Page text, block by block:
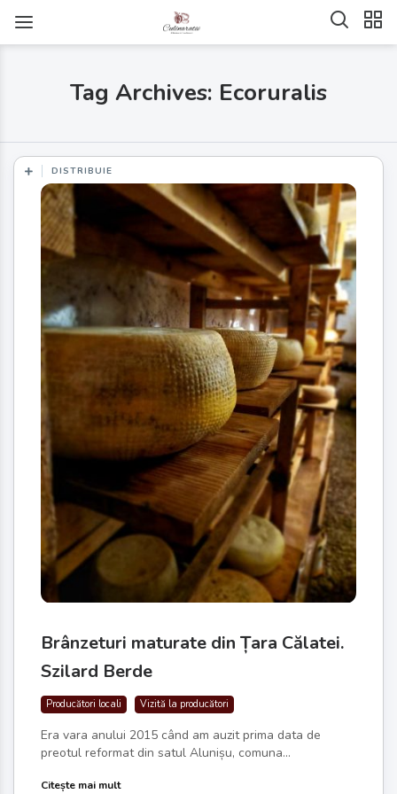
Tag Archives: Ecoruralis
DISTRIBUIE
Brânzeturi maturate din Țara Călatei.
Szilard Berde
Producători locali Vizită la producători
Era vara anului 2015 când am auzit prima data de
preotul reformat din satul Alunișu, comuna...
Citește mai mult